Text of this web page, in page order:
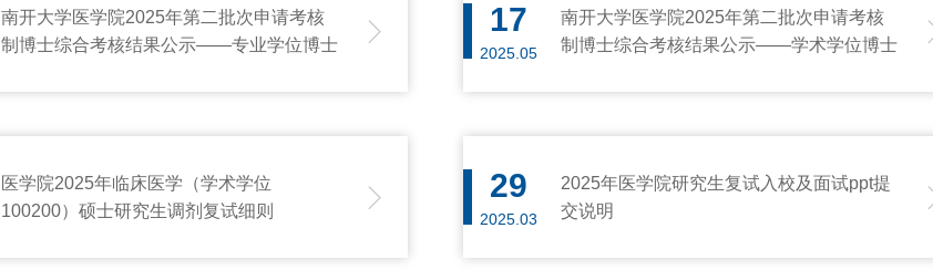
南开大学医学院2025年第二批次申请考核
制博士综合考核结果公示——专业学位博士
17
2025.05
南开大学医学院2025年第二批次申请考核
制博士综合考核结果公示——学术学位博士
医学院2025年临床医学（学术学位
100200）硕士研究生调剂复试细则
29
2025.03
2025年医学院研究生复试入校及面试ppt提
交说明